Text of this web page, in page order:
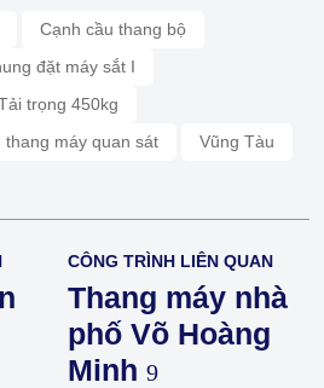
Cạnh cầu thang bộ
đặt máy sắt I
trọng 450kg
thang máy quan sát Vũng Tàu
CÔNG TRÌNH LIÊN QUAN
Thang máy nhà
phố Võ Hoàng
Minh